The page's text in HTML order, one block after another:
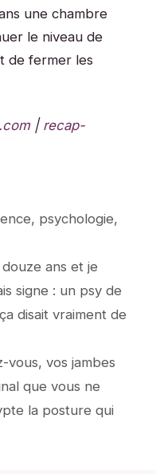
une chambre
le niveau de
de fermer les
| recap-
, psychologie,
ans et je
signe : un psy de
disait vraiment de
vous, vos jambes
que vous ne
la posture qui